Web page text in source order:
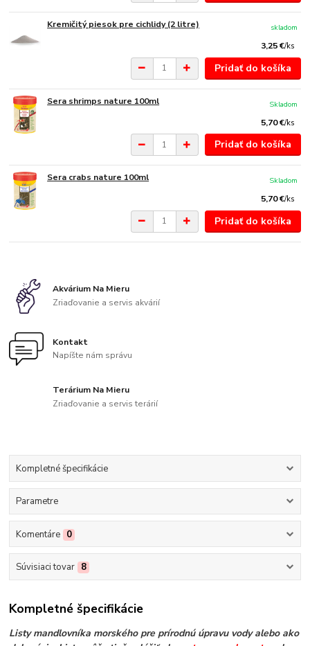
Kremičitý piesok pre cichlidy (2 litre)
3,25 €/ks
skladom
Pridať do košíka
Sera shrimps nature 100ml
5,70 €/ks
Skladom
Pridať do košíka
Sera crabs nature 100ml
5,70 €/ks
Skladom
Pridať do košíka
Akvárium Na Mieru
Zriaďovanie a servis akvárií
Kontakt
Napíšte nám správu
Terárium Na Mieru
Zriaďovanie a servis terárií
Kompletné špecifikácie
Parametre
Komentáre 0
Súvisiaci tovar 8
Kompletné špecifikácie
Listy mandlovníka morského pre prírodnú úpravu vody alebo ako